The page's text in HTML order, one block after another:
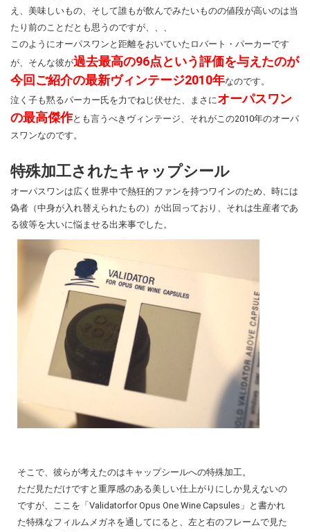
え、美味しいもの、そして誰もが飲んでみたいものの値段が高いのは当
たり前のことだとも思うのですが、、、
このようにオーパスワンと距離をおいていたロバート・パーカーです
が、そんな彼が過去最高の96点という評価を与えたのが
今回ご紹介の最新ヴィンテージ2010年なのです。
泣く子も黙るパーカー氏を力でねじ伏せた、まさに オーパスワン
の最高傑作とも言うべきヴィンテージ、それがこの2010年のオーパ
スワンなのです。
特殊加工されたキャップシール
オーパスワンは広く世界中で熱狂的ファンを持つワインのため、時には
偽者（中身が入れ替えられたもの）が出回っており、それは生産者であ
る彼等を大いに悩ませる出来事でした。
そこで、彼らが考えたのはキャップシールへの特殊加工。
ただ見ただけですと重厚感のある美しい仕上がりにしか見えないの
ですが、ここを「Validatorfor Opus One Wine Capsules」と書かれ
た特殊なフィルムメガネを通してにると、左と右のフレームで見た